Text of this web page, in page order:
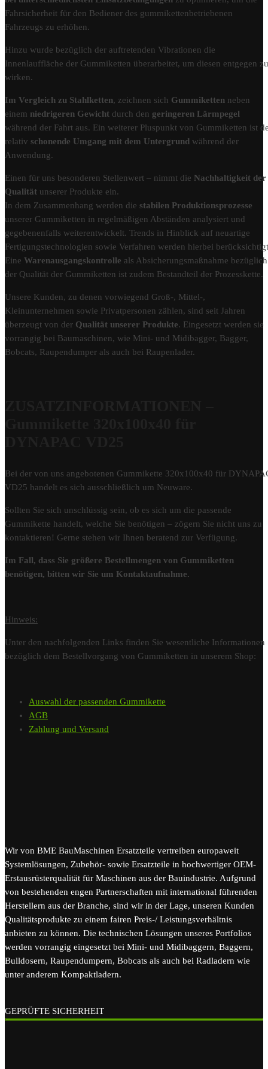
Fahrsicherheit für den Bediener des gummikettenbetriebenen
Fahrzeugs zu erhöhen.
Hinzu wurde bezüglich der auftretenden Vibrationen die
Innenlauffläche der Gummiketten überarbeitet, um diesen entgegen zu
wirken.
Im Vergleich zu Stahlketten, zeichnen sich Gummiketten neben
einem niedrigeren Gewicht durch den geringeren Lärmpegel
während der Fahrt aus. Ein weiterer Pluspunkt von Gummiketten ist
relativ schonende Umgang mit dem Untergrund während der
Anwendung.
Einen für uns besonderen Stellenwert – nimmt die Nachhaltigkeit der
Qualität unserer Produkte ein.
In dem Zusammenhang werden die stabilen Produktionsprozesse
unserer Gummiketten in regelmäßigen Abständen analysiert und
gegebenenfalls weiterentwickelt. Trends in Hinblick auf neuartige
Fertigungstechnologien sowie Verfahren werden hierbei
Eine Warenausgangskontrolle als Absicherungsmaßnahme bezüglich
der Qualität der Gummiketten ist zudem Bestandteil der Prozesskette.
Unsere Kunden, zu denen vorwiegend Groß-, Mittel-,
Kleinunternehmen sowie Privatpersonen zählen, sind seit Jahren
überzeugt von der Qualität unserer Produkte. Eingesetzt werden sie
vorrangig bei Baumaschinen, wie Mini- und Midibagger, Bagger,
Bobcats, Raupendumper als auch bei Raupenlader.
Bei der von uns angebotenen Gummikette 320x100x40 für
VD25 handelt es sich ausschließlich um Neuware.
Sollten Sie sich unschlüssig sein, ob es sich um die passende
Gummikette handelt, welche Sie benötigen – zögern Sie nicht uns zu
kontaktieren! Gerne stehen wir Ihnen beratend zur Verfügung.
Im Fall, dass Sie größere Bestellmengen von Gummiketten
benötigen, bitten wir Sie um Kontaktaufnahme.
Hinweis:
Unter den nachfolgenden Links finden Sie wesentliche Informationen
bezüglich dem Bestellvorgang von Gummiketten in unserem Shop:
Auswahl der passenden Gummikette
AGB
Zahlung und Versand
Wir von BME BauMaschinen Ersatzteile vertreiben europaweit
Systemlösungen, Zubehör- sowie Ersatzteile in hochwertiger OEM-
Erstausrüsterqualität für Maschinen aus der Bauindustrie. Aufgrund
von bestehenden engen Partnerschaften mit international führenden
Herstellern aus der Branche, sind wir in der Lage, unseren Kunden
Qualitätsprodukte zu einem fairen Preis-/ Leistungsverhältnis
anbieten zu können. Die technischen Lösungen unseres Portfolios
werden vorrangig eingesetzt bei Mini- und Midibaggern, Baggern,
Bulldosern, Raupendumpern, Bobcats als auch bei Radladern wie
unter anderem Kompaktladern.
GEPRÜFTE SICHERHEIT